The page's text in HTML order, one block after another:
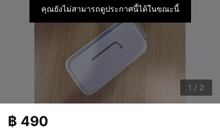
คุณยังไม่สามารถดูประกาศนี้ได้ในขณะนี้
1 / 2
฿ 490